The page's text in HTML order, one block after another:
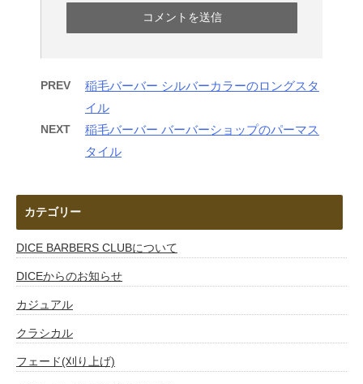
PREV
稲毛バーバー シルバーカラーのロングスタ
イル
NEXT
稲毛バーバー バーバーショップのパーマス
タイル
カテゴリー
DICE BARBERS CLUBについて
DICEからのお知らせ
カジュアル
クラシカル
フェード(刈り上げ)